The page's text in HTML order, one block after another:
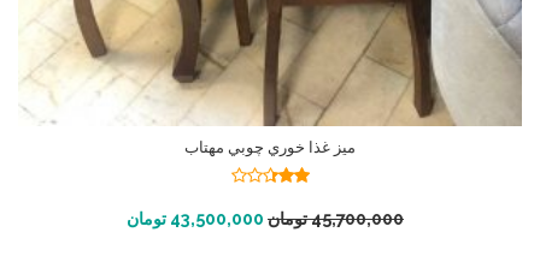
ميز غذا خوري چوبي مهتاب
از 5 45,700,000تومان 43,500,000 تومان افزودن به سبد خرید